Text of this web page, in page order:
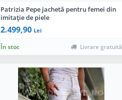
Patrizia Pepe jachetă pentru femei din
imitație de piele
2.499,90 Lei
În stoc Livrare gratuită